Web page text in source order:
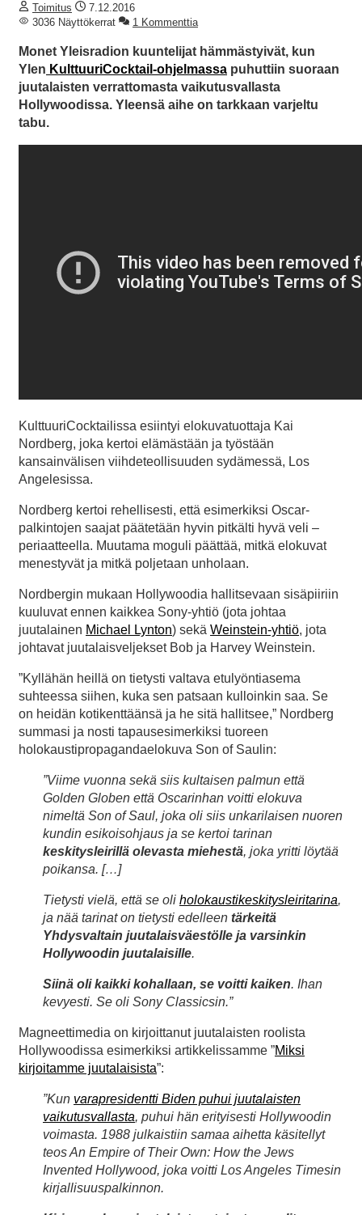
Toimitus
7.12.2016
3036 Näyttökerrat
1 Kommenttia
Monet Yleisradion kuuntelijat hämmästyivät, kun
Ylen KulttuuriCocktail-ohjelmassa puhuttiin suoraan
juutalaisten verrattomasta vaikutusvallasta
Hollywoodissa. Yleensä aihe on tarkkaan varjeltu
tabu.
KulttuuriCocktailissa esiintyi elokuvatuottaja Kai
Nordberg, joka kertoi elämästään ja työstään
kansainvälisen viihdeteollisuuden sydämessä, Los
Angelesissa.
Nordberg kertoi rehellisesti, että esimerkiksi Oscar-
palkintojen saajat päätetään hyvin pitkälti hyvä veli –
periaatteella. Muutama moguli päättää, mitkä elokuvat
menestyvät ja mitkä poljetaan unholaan.
Nordbergin mukaan Hollywoodia hallitsevaan sisäpiiriin
kuuluvat ennen kaikkea Sony-yhtiö (jota johtaa
juutalainen Michael Lynton) sekä Weinstein-yhtiö, jota
johtavat juutalaisveljekset Bob ja Harvey Weinstein.
”Kyllähän heillä on tietysti valtava etulyöntiasema
suhteessa siihen, kuka sen patsaan kulloinkin saa. Se
on heidän kotikenttäänsä ja he sitä hallitsee,” Nordberg
summasi ja nosti tapausesimerkiksi tuoreen
holokaustipropagandaelokuva Son of Saulin:
”Viime vuonna sekä siis kultaisen palmun että
Golden Globen että Oscarinhan voitti elokuva
nimeltä Son of Saul, joka oli siis unkarilaisen nuoren
kundin esikoisohjaus ja se kertoi tarinan
keskitysleirillä olevasta miehestä, joka yritti löytää
poikansa. […]
Tietysti vielä, että se oli holokaustikeskitysleiritarina,
ja nää tarinat on tietysti edelleen tärkeitä
Yhdysvaltain juutalaisväestölle ja varsinkin
Hollywoodin juutalaisille.
Siinä oli kaikki kohallaan, se voitti kaiken. Ihan
kevyesti. Se oli Sony Classicsin.”
Magneettimedia on kirjoittanut juutalaisten roolista
Hollywoodissa esimerkiksi artikkelissamme ”Miksi
kirjoitamme juutalaisista”:
”Kun varapresidentti Biden puhui juutalaisten
vaikutusvallasta, puhui hän erityisesti Hollywoodin
voimasta. 1988 julkaistiin samaa aihetta käsitellyt
teos An Empire of Their Own: How the Jews
Invented Hollywood, joka voitti Los Angeles Timesin
kirjallisuuspalkinnon.